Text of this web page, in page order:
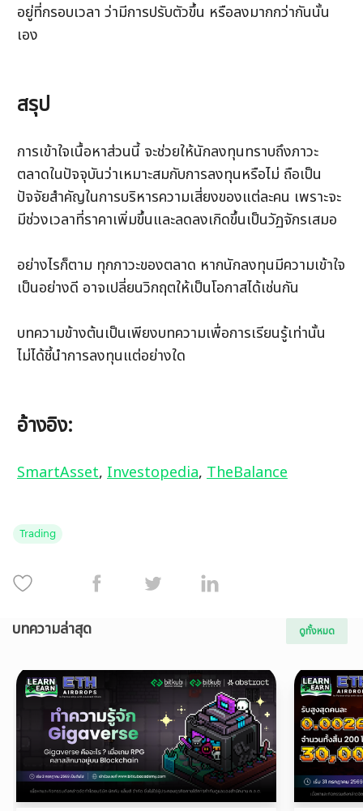
อยู่ที่กรอบเวลา ว่ามีการปรับตัวขึ้น หรือลงมากกว่ากันนั้น
เอง
สรุป
การเข้าใจเนื้อหาส่วนนี้ จะช่วยให้นักลงทุนทราบถึงภาวะ
ตลาดในปัจจุบันว่าเหมาะสมกับการลงทุนหรือไม่ ถือเป็น
ปัจจัยสำคัญในการบริหารความเสี่ยงของแต่ละคน เพราะจะ
มีช่วงเวลาที่ราคาเพิ่มขึ้นและลดลงเกิดขึ้นเป็นวัฏจักรเสมอ
อย่างไรก็ตาม ทุกภาวะของตลาด หากนักลงทุนมีความเข้าใจ
เป็นอย่างดี อาจเปลี่ยนวิกฤตให้เป็นโอกาสได้เช่นกัน
บทความข้างต้นเป็นเพียงบทความเพื่อการเรียนรู้เท่านั้น
ไม่ได้ชี้นำการลงทุนแต่อย่างใด
อ้างอิง:
SmartAsset, Investopedia, TheBalance
Trading
บทความล่าสุด ดูทั้งหมด